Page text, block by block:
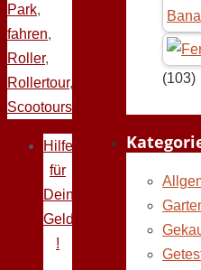
Park,
fahren,
Roller,
Rollertour,
Scootours
Hilfe
für
Deine
Geldprobleme
!
(103)